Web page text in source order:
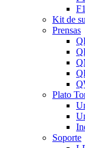
Kit de
Prensas
Plato
Soporte